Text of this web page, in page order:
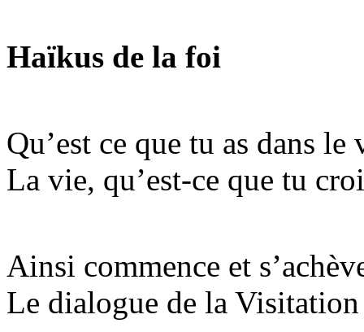
Haïkus de la foi
Qu’est ce que tu as dans le
La vie, qu’est-ce que tu
Ainsi commence et
Le dialogue de la Visitation